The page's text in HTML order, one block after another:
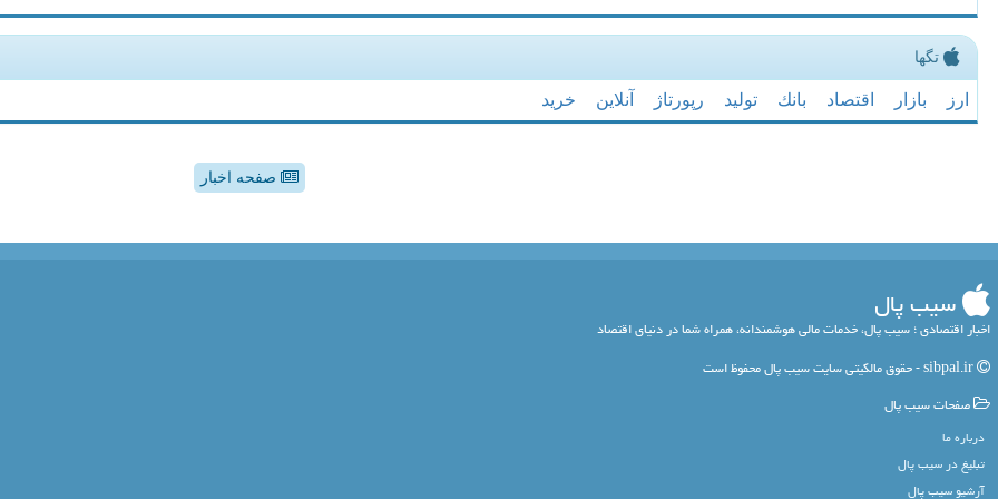
تگها
ارز بازار اقتصاد بانك تولید رپورتاژ آنلاین خرید
صفحه اخبار
سیب پال
اخبار اقتصادی ؛ سیب پال، خدمات مالی هوشمندانه، همراه شما در دنیای اقتصاد
صفحات سیب پال
درباره ما
تبلیغ در سیب پال
آرشیو سیب پال